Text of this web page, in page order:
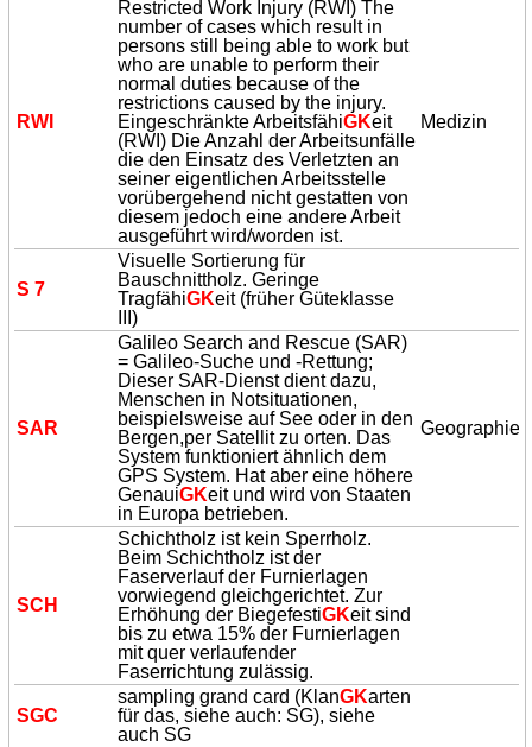
RWI
Restricted Work Injury (RWI) The
number of cases which result in
persons still being able to work but
who are unable to perform their
normal duties because of the
restrictions caused by the injury.
Eingeschränkte ArbeitsfähiGKeit
(RWI) Die Anzahl der Arbeitsunfälle
die den Einsatz des Verletzten an
seiner eigentlichen Arbeitsstelle
vorübergehend nicht gestatten von
diesem jedoch eine andere Arbeit
ausgeführt wird/worden ist.
Medizin
S 7
Visuelle Sortierung für
Bauschnittholz. Geringe
TragfähiGKeit (früher Güteklasse
III)
SAR
Galileo Search and Rescue (SAR)
= Galileo-Suche und -Rettung;
Dieser SAR-Dienst dient dazu,
Menschen in Notsituationen,
beispielsweise auf See oder in den
Bergen,per Satellit zu orten. Das
System funktioniert ähnlich dem
GPS System. Hat aber eine höhere
GenauiGKeit und wird von Staaten
in Europa betrieben.
Geographie
SCH
Schichtholz ist kein Sperrholz.
Beim Schichtholz ist der
Faserverlauf der Furnierlagen
vorwiegend gleichgerichtet. Zur
Erhöhung der BiegefestiGKeit sind
bis zu etwa 15% der Furnierlagen
mit quer verlaufender
Faserrichtung zulässig.
SGC
sampling grand card (KlanGKarten
für das, siehe auch: SG), siehe
auch SG